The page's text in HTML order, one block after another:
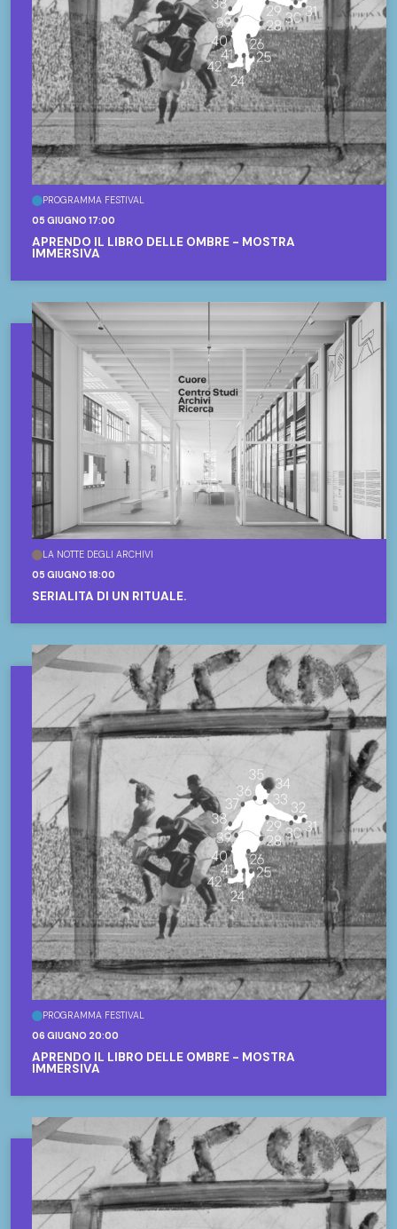
PROGRAMMA FESTIVAL
05 GIUGNO 17:00
APRENDO IL LIBRO DELLE OMBRE - MOSTRA
IMMERSIVA
LA NOTTE DEGLI ARCHIVI
05 GIUGNO 18:00
SERIALITÀ DI UN RITUALE.
PROGRAMMA FESTIVAL
06 GIUGNO 20:00
APRENDO IL LIBRO DELLE OMBRE - MOSTRA
IMMERSIVA